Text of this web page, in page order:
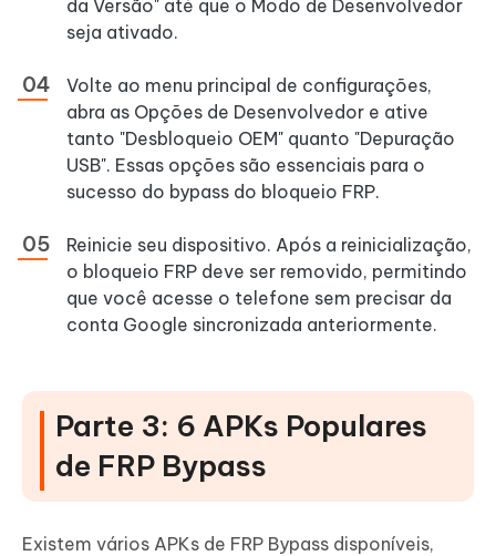
da Versão" até que o Modo de Desenvolvedor
seja ativado.
Volte ao menu principal de configurações,
abra as Opções de Desenvolvedor e ative
tanto "Desbloqueio OEM" quanto "Depuração
USB". Essas opções são essenciais para o
sucesso do bypass do bloqueio FRP.
Reinicie seu dispositivo. Após a reinicialização,
o bloqueio FRP deve ser removido, permitindo
que você acesse o telefone sem precisar da
conta Google sincronizada anteriormente.
Parte 3: 6 APKs Populares
de FRP Bypass
Existem vários APKs de FRP Bypass disponíveis,